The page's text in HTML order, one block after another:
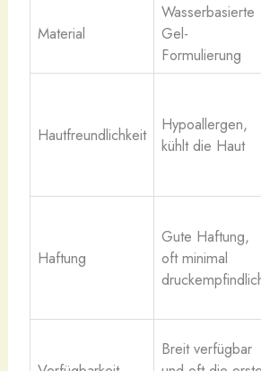
Material
Wasserbasierte
Gel-
Formulierung
Hautfreundlichkeit
Hypoallergen,
kühlt die Haut
Haftung
Gute Haftung,
oft minimal
Breit verfügbar